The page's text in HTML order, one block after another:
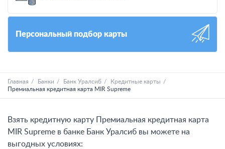
Персональный подбор карты
Главная Банки Банк Уралсиб
Кредитные карты
Премиальная кредитная карта MIR Supreme
Взять кредитную карту Премиальная кредитная карта
MIR Supreme в банке Банк Уралсиб вы можете на
выгодных условиях: